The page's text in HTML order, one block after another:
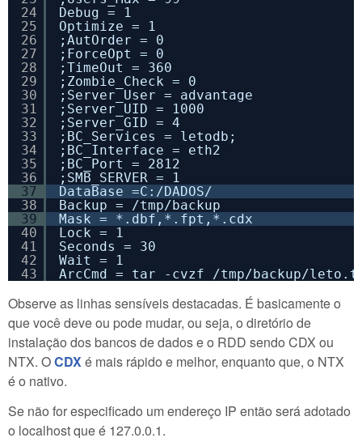
24
25
26
27
28
29
30
31
32
33
34
35
36
37
38
39
40
41
42
43
Debug = 1
Optimize = 1
;AutOrder = 0
;ForceOpt = 0
;TimeOut = 360
;Zombie_Check = 0
;Server_User = advantage
;Server_UID = 1000
;Server_GID = 4
;BC_Services = letodb;
;BC_Interface = eth2
;BC_Port = 2812
;SMB_SERVER = 1
DataBase =C:/DADOS/
Backup = /tmp/backup
Mask = *.dbf,*.fpt,*.cdx
Lock = 1
Seconds = 30
Wait = 1
ArcCmd = tar -cvzf /tmp/backup/
Observe as linhas sensíveis destacadas. É basicamente o
que você deve ou pode mudar, ou seja, o diretório de
instalação dos bancos de dados e o RDD sendo CDX ou
NTX. OCDXé mais rápido e melhor, enquanto que, o NTX
é o nativo.
Se não for especificado um endereço IP então será adotado
o localhost que é 127.0.0.1.